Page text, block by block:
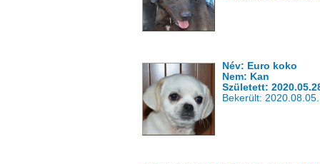
Név: Euro koko
Nem: Kan
Született:
Bekerült: 2020.08.05.